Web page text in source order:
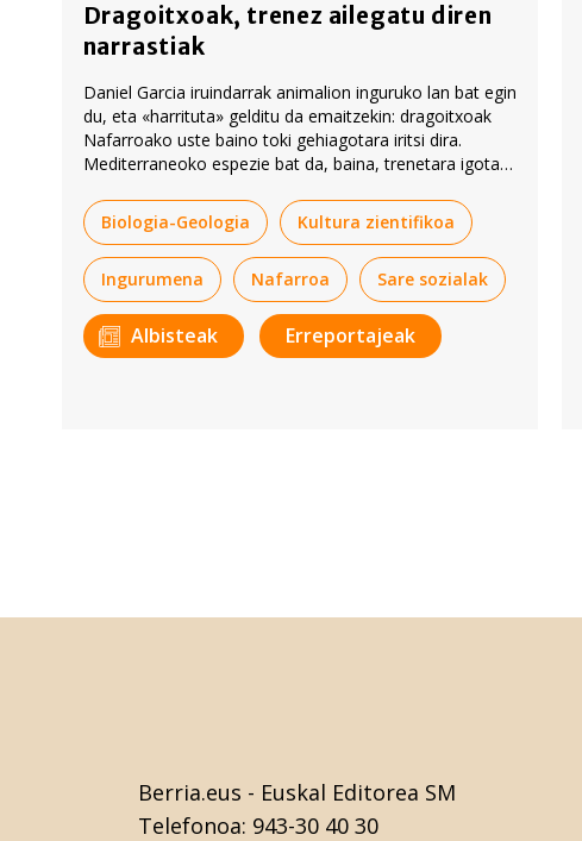
Dragoitxoak, trenez ailegatu diren
narrastiak
Daniel Garcia iruindarrak animalion inguruko lan bat egin
du, eta «harrituta» gelditu da emaitzekin: dragoitxoak
Nafarroako uste baino toki gehiagotara iritsi dira.
Mediterraneoko espezie bat da, baina, trenetara igota,
Biologia-Geologia
Kultura zientifikoa
Ingurumena Nafarroa Sare sozialak
Albisteak Erreportajeak
Berria.eus - Euskal Editorea SM
Telefonoa: 943-30 40 30